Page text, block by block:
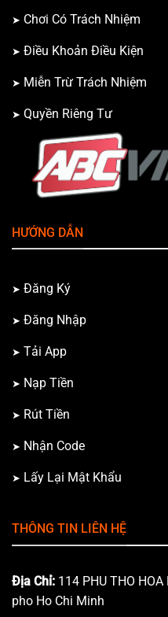
Chơi Có Trách Nhiệm
Điều Khoản Điều Kiện
Miễn Trừ Trách Nhiệm
Quyền Riêng Tư
HƯỚNG DẪN
Đăng Ký
Đăng Nhập
Tải App
Nạp Tiền
Rút Tiền
Nhận Code
Lấy Lại Mật Khẩu
THÔNG TIN LIÊN HỆ
Địa Chỉ: 114 PHU THO
pho Ho Chi Minh